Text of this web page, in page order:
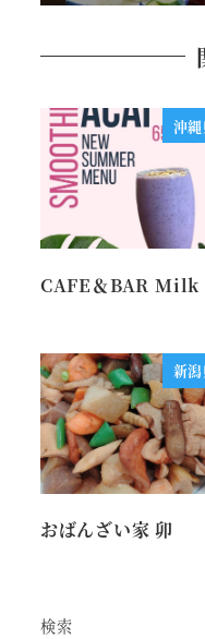
沖
CAFE＆BAR Milk
新
おばんざい家 卯
検索